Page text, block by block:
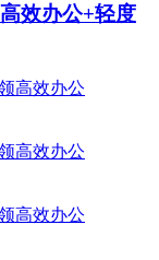
效办公+轻度